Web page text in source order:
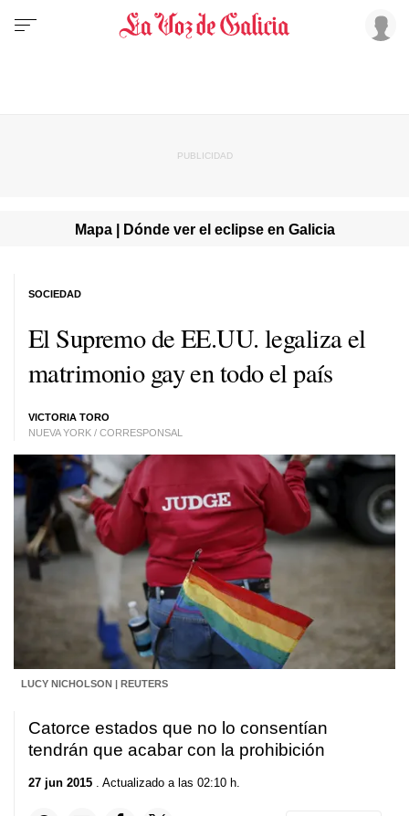
Mapa | Dónde ver el eclipse en Galicia
El Supremo de EE.UU. legaliza el
matrimonio gay en todo el país
VICTORIA TORO
NUEVA YORK / CORRESPONSAL
SOCIEDAD
LUCY NICHOLSON | REUTERS
Catorce estados que no lo consentían
tendrán que acabar con la prohibición
27 jun 2015 . Actualizado a las 02:10 h.